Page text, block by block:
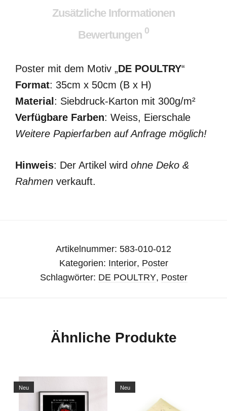
Zusätzliche Informationen
Bewertungen 0
Poster mit dem Motiv „DE POULTRY“
Format: 35cm x 50cm (B x H)
Material : Siebdruck-Karton mit 300g/m²
Verfügbare Farben: Weiss, Eierschale
Weitere Papierfarben auf Anfrage möglich!
Hinweis: Der Artikel wird ohne Deko &
Rahmen verkauft.
Artikelnummer: 583-010-012
Kategorien: Interior, Poster
Schlagwörter: DE POULTRY, Poster
Ähnliche Produkte
Neu Neu